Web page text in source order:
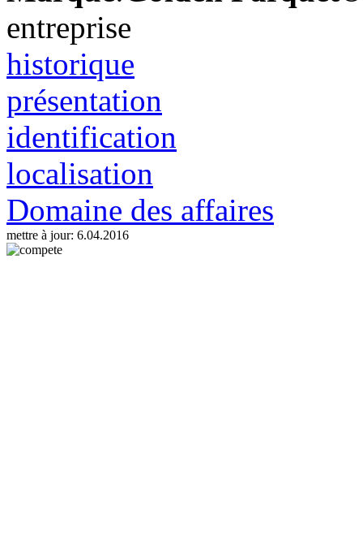
entreprise
historique
présentation
identification
localisation
Domaine des affaires
mettre à jour: 6.04.2016